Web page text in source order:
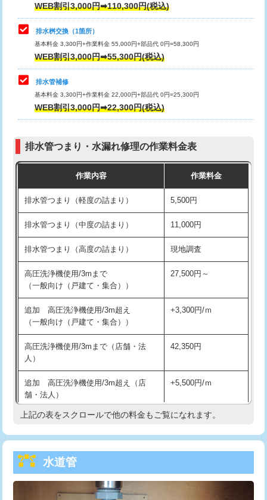
マス交換（深さ50㎝以上）
コンクリート斫り（厚さ10㎝まで）
コンクリート斫り（厚さ10㎝超え）
モルタル補修（厚さ10㎝まで）
モルタル補修（厚さ10㎝超え）
追加人工 16,500円
現場見積
※給水管工事は20mmまでの価格です。
交換・取付（タンク）
交換・取付(単水栓（壁付・デッキ
式）)
交換・取付(混合水栓（壁付・デッキ
式・ワンホール）)
16,500円+材料費
交換・取付(排水栓・排水トラップ
交換・取付（その他部品） 11,000円+材料費
持込商品取付（単水栓） 13,200円
持込商品取付（混合水栓） 16,500円
持込商品取付（浄水器・分岐水栓） 16,500円
給水管工事※（ホール加工) 16,500円
給水管工事※（バンド止め) 3,300円
給水管工事※（支持金具設置)
給水管工事※（保温材使用（バンド止
め込み）)
5,500円
給水管工事※（土の掘削・埋め戻し作
業)
11,000円
給水管工事※（塩ビ管（VP・HI）使
用/3ｍまで)
33,000円
給水管工事※（塩ビ管（VP・HI）使
+8,800円
給水管工事※（ライニング鋼管・銅
管・ポリ管・HT管使用/3ｍまで)
給水管工事※（ライニング鋼管・銅
WEB割引3,000円➡110,300円(税込)
排水桝交換（1箇所）
基本料金 3,300円+作業料金 55,000円+部品代 0円=58,300円
WEB割引3,000円➡55,300円(税込)
排水管補修
基本料金 3,300円+作業料金 22,000円+部品代 0円=25,300円
WEB割引3,000円➡22,300円(税込)
排水管つまり・水漏れ修理の作業料金表
作業内容 作業料金
排水管つまり（軽度の詰まり） 5,500円
排水管つまり（中度の詰まり） 11,000円
排水管つまり（高度の詰まり） 現地調査
高圧洗浄機使用/3mまで
（一般向け（戸建て・集合））
27,500円～
追加 高圧洗浄機使用/3m超え
（一般向け（戸建て・集合））
+3,300円/ｍ
高圧洗浄機使用/3mまで（店舗・法
人）
42,350円
追加 高圧洗浄機使用/3m超え（店
舗・法人）
+5,500円/ｍ
高度高圧洗浄換 現地調査
トーラー機使用/3mまで
追加トーラー機使用/3m超え
上記の表をスクロールで他の料金もご覧になれます。
水道管